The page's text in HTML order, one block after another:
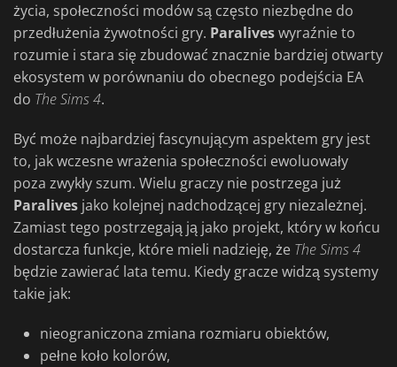
życia, społeczności modów są często niezbędne do
przedłużenia żywotności gry. Paraliveswyraźnie to
rozumie i stara się zbudować znacznie bardziej otwarty
ekosystem w porównaniu do obecnego podejścia EA
do The Sims 4.
Być może najbardziej fascynującym aspektem gry jest
to, jak wczesne wrażenia społeczności ewoluowały
poza zwykły szum. Wielu graczy nie postrzega już
Paralives jako kolejnej nadchodzącej gry niezależnej.
Zamiast tego postrzegają ją jako projekt, który w końcu
dostarcza funkcje, które mieli nadzieję, że The Sims 4
będzie zawierać lata temu. Kiedy gracze widzą systemy
takie jak:
nieograniczona zmiana rozmiaru obiektów,
pełne koło kolorów,